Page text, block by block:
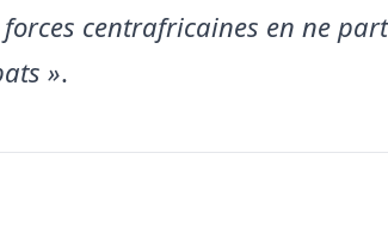
centrafricaines en ne
».